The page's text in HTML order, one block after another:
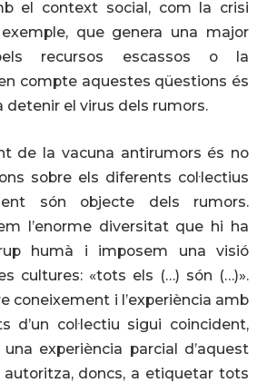
el context social, com la crisi
que genera una major
recursos escassos o la
compte aquestes qüestions és
detenir el virus dels rumors.
de la vacuna antirumors és no
sobre els diferents col·lectius
són objecte dels rumors.
l’enorme diversitat que hi ha
humà i imposem una visió
cultures: «tots els (…) són (…)».
coneixement i l’experiència amb
d’un col·lectiu sigui coincident,
experiència parcial d’aquest
autoritza, doncs, a etiquetar tots